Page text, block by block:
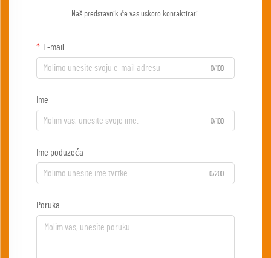
Naš predstavnik će vas uskoro kontaktirati.
E-mail
0/100
Ime
0/100
Ime poduzeća
0/200
Poruka